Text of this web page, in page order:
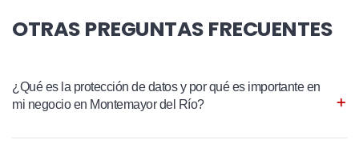
OTRAS PREGUNTAS FRECUENTES
¿Qué es la protección de datos y por qué es importante en
mi negocio en Montemayor del Río?